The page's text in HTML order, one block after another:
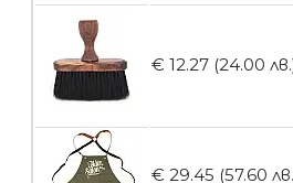
Пила тип
€ 12.27 (24.00
€ 29.45 (57.60